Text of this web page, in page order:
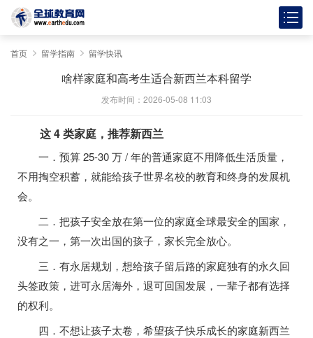
首页 留学指南 留学快讯
啥样家庭和高考生适合新西兰本科留学
发布时间：2026-05-08 11:03
这 4 类家庭，推荐新西兰
一．预算 25-30 万 / 年的普通家庭不用降低生活质量，
不用掏空积蓄，就能给孩子世界名校的教育和终身的发展机
会。
二．把孩子安全放在第一位的家庭全球最安全的国家，
没有之一，第一次出国的孩子，家长完全放心。
三．有永居规划，想给孩子留后路的家庭独有的永久回
头签政策，进可永居海外，退可回国发展，一辈子都有选择
的权利。
四．不想让孩子太卷，希望孩子快乐成长的家庭新西兰